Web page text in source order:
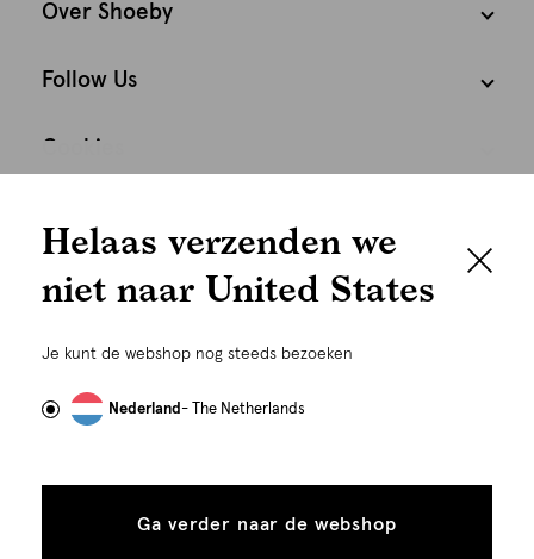
graag persoonlijk
gebruiken wij cookies en daarmee vergelijkbare
om advertenties te personaliseren...
tonen
toestaan
Over Shoeby
Follow Us
Cookies
Helaas verzenden we
niet naar United States
Je kunt de webshop nog steeds bezoeken
Nederland- The Netherlands
Ga verder naar de webshop